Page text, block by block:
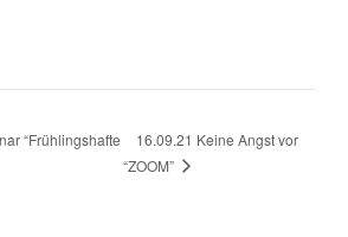
“Frühlingshafte
16.09.21 Keine Angst vor
“ZOOM”